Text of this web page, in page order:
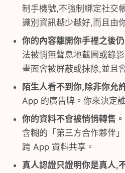
制手機號,不強制綁定社交
識別資訊越少越好,而且由
你的內容離開你手裡之後仍
法被悄無聲息地截圖或錄
畫面會被屏蔽或抹除,並且
陌生人看不到你,除非你允
App 的廣告牌。你來決定
你的資料不會被悄悄轉售。
含糊的「第三方合作夥伴
跨 App 資料共享。
真人認證只證明你是真人,